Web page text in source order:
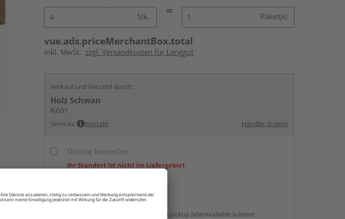
Stk. Paket(e)
vue.ads.priceMerchantBox.total
inkl. MwSt. zzgl. Versandkosten für Langgut
Verkauf und Versand durch:
Holz Schwan
Köln
Services Kontakt Händler ändern
Ihr Standort ist nicht im Liefergebiet
Beim Händler abholen
Auf Vorbestellung:
vue.ads.priceMerchantBox.option.pickup.laterAvailable.subtext